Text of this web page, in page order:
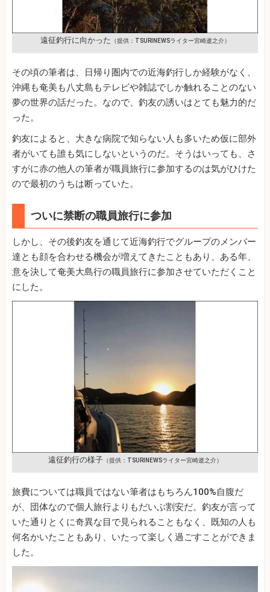
遠征釣行に向かった （提供：TSURINEWSライター宮崎逝之介）
その頃の筆者は、日帰り圏内での近海釣行しか経験がなく、
沖縄も奄美も八丈島もテレビや雑誌でしか触れることのない
夢の世界の話だった。なので、釣友の誘いはとても魅力的だ
った。
釣友によると、大きな病院で知らない人も多いため仮に部外
者がいても誰も気にしないというのだ。そうはいっても、さ
すがに赤の他人の筆者が職員旅行に参加するのは気がひけた
ので最初のうちは断っていた。
ついに禁断の職員旅行に参加
しかし、その後釣友を通じて近海釣行でグループのメンバー
達とも顔を合わせる機会が増えてきたこともあり、ある年、
意を決して奄美大島行の職員旅行に参加させていただくこと
にした。
遠征釣行の様子（提供：TSURINEWSライター宮崎逝之介）
旅費については職員ではない筆者はもちろん100%自腹だ
が、団体なので個人旅行よりもだいぶ割安だ。釣友が言って
いた通りとくに奇異な目で見られることもなく、既知の人も
何名かいたこともあり、いたって楽しく過ごすことができま
した。